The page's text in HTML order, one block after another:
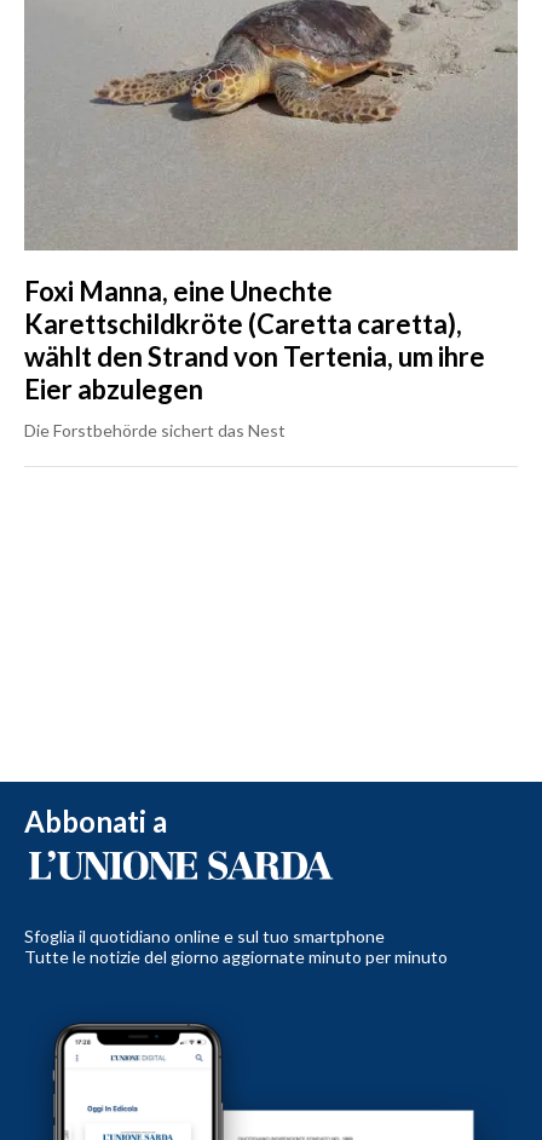
Foxi Manna, eine Unechte
Karettschildkröte (Caretta caretta),
wählt den Strand von Tertenia, um ihre
Eier abzulegen
Die Forstbehörde sichert das Nest
Abbonati a
Sfoglia il quotidiano online e sul tuo smartphone
Tutte le notizie del giorno aggiornate minuto per minuto